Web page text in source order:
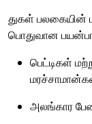
துகள் பலகையின்
பொதுவான
பெட்டிகள்
அலங்கார